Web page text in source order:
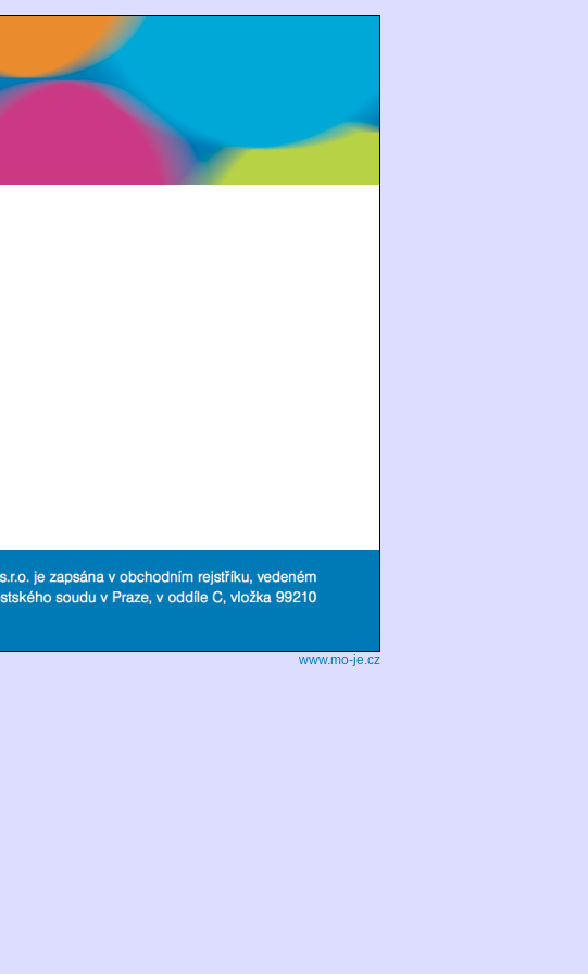
www.mo-je.cz